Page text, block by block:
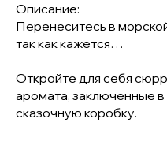
Описание:
Перенеситесь в
так как кажется…
Откройте для себя
аромата, заключенные
сказочную коробку.